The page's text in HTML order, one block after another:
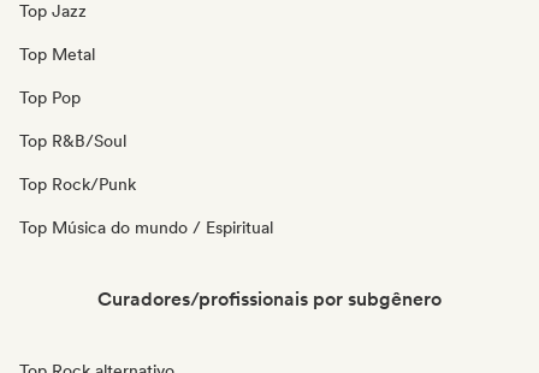
Top Jazz
Top Metal
Top Pop
Top R&B/Soul
Top Rock/Punk
Top Música do mundo / Espiritual
Curadores/profissionais por subgênero